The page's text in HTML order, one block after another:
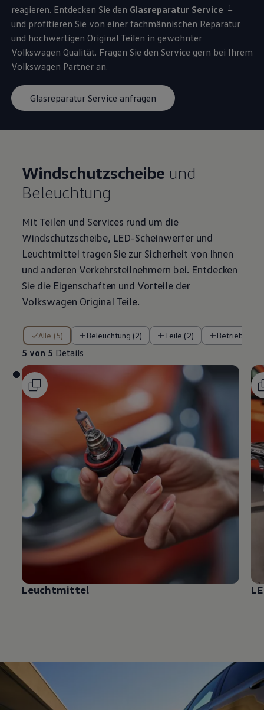
reagieren. Entdecken Sie den Glasreparatur Service 1
und profitieren Sie von einer fachmännischen Reparatur
und hochwertigen Original Teilen in gewohnter
Volkswagen Qualität. Fragen Sie den Service gern bei Ihrem
Volkswagen Partner an.
Glasreparatur Service anfragen
Windschutzscheibe und
Beleuchtung
Mit Teilen und Services rund um die
Windschutzscheibe, LED-Scheinwerfer und
Leuchtmittel tragen Sie zur Sicherheit von Ihnen
und anderen Verkehrsteilnehmern bei. Entdecken
Sie die Eigenschaften und Vorteile der
Volkswagen Original Teile.
Alle (5) Beleuchtung (2) Teile (2)
5 von 5 Details
5 von 5 Details
Leuchtmittel